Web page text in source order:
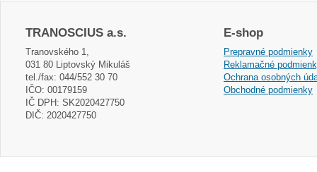
TRANOSCIUS a.s.
Tranovského 1,
031 80 Liptovský Mikuláš
tel./fax: 044/552 30 70
IČO: 00179159
IČ DPH: SK2020427750
DIČ: 2020427750
E-shop
Prepravné podmienky
Reklamačné
Ochrana osobných
Obchodné podmienky